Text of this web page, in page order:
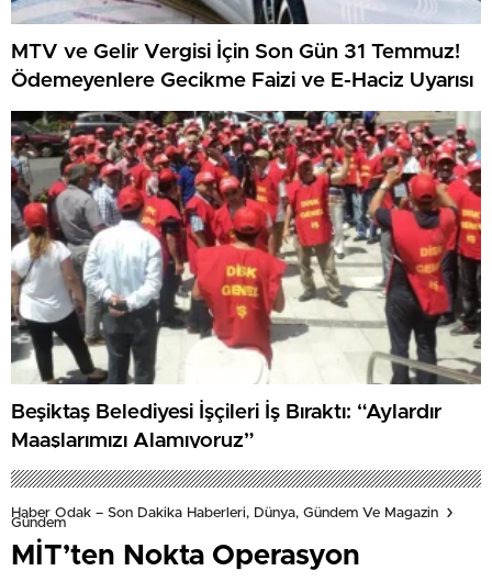
MTV ve Gelir Vergisi İçin Son Gün 31 Temmuz!
Ödemeyenlere Gecikme Faizi ve E-Haciz Uyarısı
Beşiktaş Belediyesi İşçileri İş Bıraktı: “Aylardır
Maaşlarımızı Alamıyoruz”
Haber Odak – Son Dakika Haberleri, Dünya, Gündem Ve Magazin
Gündem
MİT’ten Nokta Operasyon